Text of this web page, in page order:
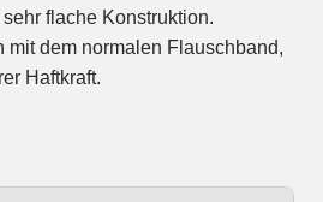
flache Konstruktion.
mit dem normalen Flauschband,
Haftkraft.